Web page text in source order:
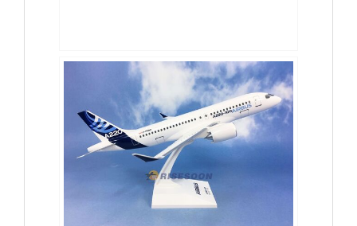
AIB10A221P01 $2500